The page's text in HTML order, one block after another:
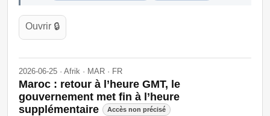
Ouvrir 🔒
2026-06-25 · Afrik · MAR · FR
Maroc : retour à l’heure GMT, le
gouvernement met fin à l’heure
supplémentaire
Accès non précisé